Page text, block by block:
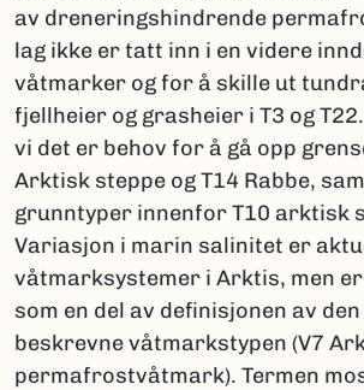
av dreneringshindrende
lag ikke er tatt inn i en videre
våtmarker og for å skille ut
fjellheier og grasheier i T3 og
vi det er behov for å gå opp
Arktisk steppe og T14 Rabbe,
grunntyper innenfor T10 arktisk
Variasjon i marin salinitet er
våtmarksystemer i Arktis, men
som en del av definisjonen av
beskrevne våtmarkstypen (V7
permafrostvåtmark). Termen